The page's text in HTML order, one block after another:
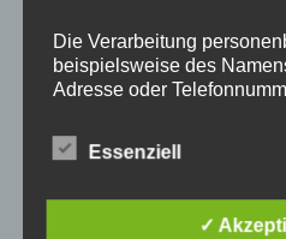
Die Kurskosten belaufen sich
Kurszeiten sind an beiden
Im Kurspreis enthalten ist Holz
Die Verarbeitung
beispielsweise des
Adresse oder
Datenschutz-
Übereinstimmung mit den
Unternehmen die
Essenziell
✓